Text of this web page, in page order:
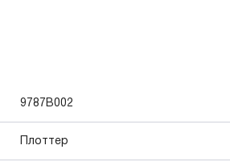
9787B002
Плоттер